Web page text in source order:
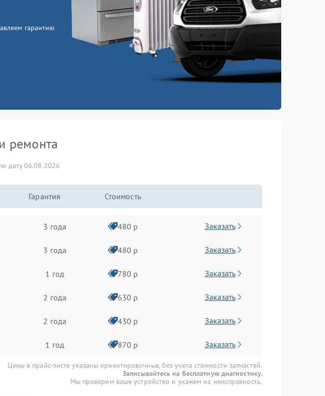
гарантию
ремонта
дату 06.08.2026
Гарантия Стоимость
3 года 480 р Заказать
3 года 480 р Заказать
1 год 780 р Заказать
2 года 630 р Заказать
2 года 430 р Заказать
1 год 870 р Заказать
Цены в прайс-листе указаны ориентировочные, без учета стоимости запчастей.
Записывайтесь на бесплатную диагностику.
Мы проверим ваше устройство и укажем на неисправность.